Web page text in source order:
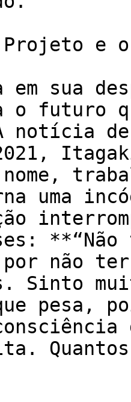
Projeto e
em sua
o futuro
notícia
uma
**“Não
não ter
Sinto
pesa,
Quantos